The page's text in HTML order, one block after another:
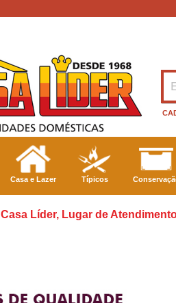
Casa e Lazer Típicos
Casa Líder, Lugar de